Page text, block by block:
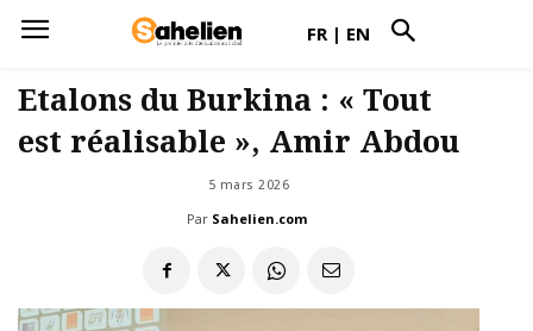
FR | EN
Etalons du Burkina : « Tout
est réalisable », Amir Abdou
5 mars 2026
Par Sahelien.com